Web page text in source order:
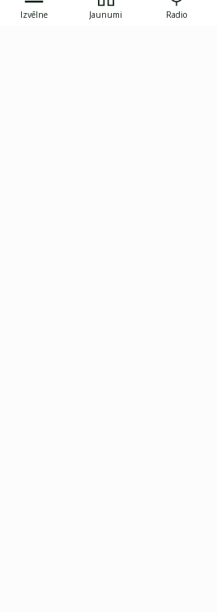
Izvēlne Jaunumi Radio